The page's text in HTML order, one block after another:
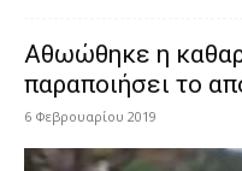
Αθωώθηκε η
παραποιήσει το
6 Φεβρουαρίου 2019